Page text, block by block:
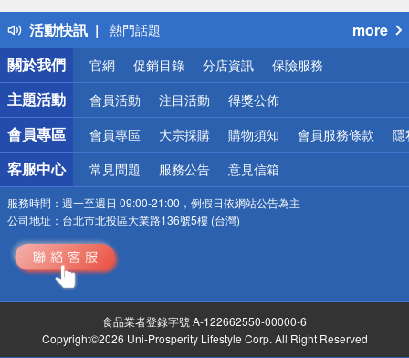
活動快訊
得獎公告
熱門話題
銀行優惠
偏遠地區配送
詐騙網頁！請小心！
more
關於我們
官網 促銷目錄 分店資訊 保險服務
主題活動 會員活動 注目活動 得獎公佈
會員專區 會員專區 大宗採購 購物須知 會員服務條款 隱
客服中心 常見問題 服務公告 意見信箱
服務時間： 週一至週日 09:00-21:00，例假日依網站公告為主
公司地址： 台北市北投區大業路136號5樓 (台灣)
食品業者登錄字號 A-122662550-00000-6
Copyright©2026 Uni-Prosperity Lifestyle Corp. All Right Reserved